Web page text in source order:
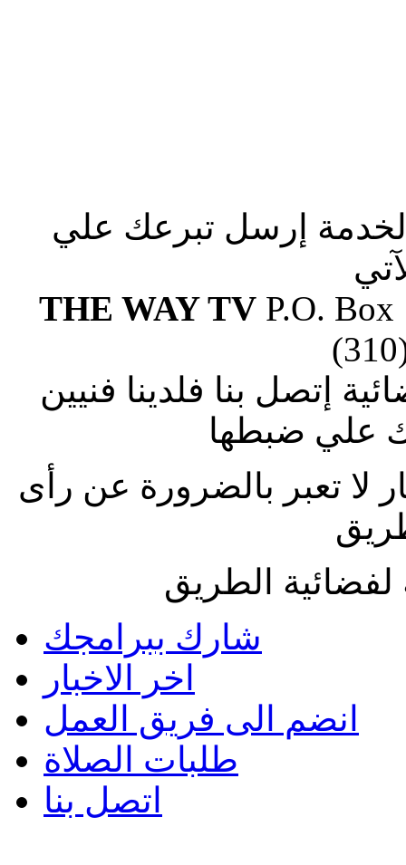
إرسل تبرعك علي
THE WAY TVP.O. Box
إتصل بنا فلدينا فنيين
علي ضبطها
لا تعبر بالضرورة عن رأى
الطريق
شارك ببرامجك
اخر الاخبار
انضم الى فريق العمل
طلبات الصلاة
اتصل بنا